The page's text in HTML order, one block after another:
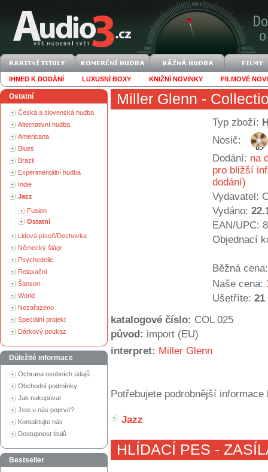
IHNED K DODÁNÍ LUXUSNÍ BOXY KNIŽNÍ NOVINKY FILMOVÉ
Ostatní
Česká a slovenská hudba
Alternativní hudba
Americana
Blues
Brazil
Experimentální hudba
Indie
Jazz
Fusion
Ostatní
Lidová píseň/Dechovka
Německý šlágr
Psychedelic
Relaxační
Šanson
World
Nezařazeno
Speciální projekt
Dárkový poukaz
Důležité informace
Ochrana osobních údajů
Obchodní podmínky
Jak nakupovat
Jste u nás poprvé?
Kontaktujte nás
Dostupnost titulů
Bestseller
Miller Glenn -
Typ zboží:
Nosič:
Dodání: na
pro bližší
dodání)
Vydavatel:
Vydáno:
EAN/UPC:
Objednací
Běžná cena:
Naše cena:
Ušetříte: 21
katalogové číslo: COL 025
původ: import (EU)
interpret: Miller Glenn
Potřebujete podrobnější
Jazz
HLÍDACÍ PES -